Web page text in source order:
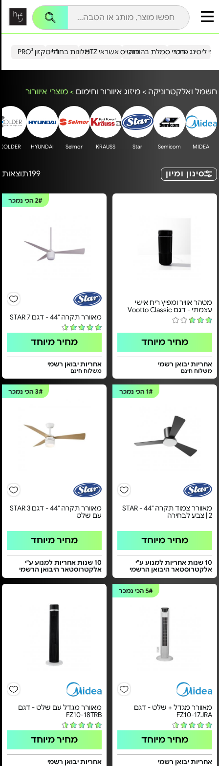
הייטקזון PRO²מלונות בחו"ל כרטיס אשראי HTZ ליסינג פרטירכבי סמלת בהנחה
חשמל ואלקטרוניקה > מיזוג איוורור וחימום > מוצרי איוורור
MIDEA
Semicom
Star
KRAUSS
Selmor
HYUNDAI
COLDER
סינון ומיון 199תוצאות
מטהר אוויר ומפיץ ריח אישי
עצמתי - דגם Vootto Classic
מחיר מיוחד
אחריות יבואן רשמי
משלוח חינם
2#הכי נמכר
מאוורר תקרה "44 - דגם STAR 7
מחיר מיוחד
אחריות יבואן רשמי
משלוח חינם
1#הכי נמכר
מאוורר צמוד תקרה "44 - STAR
2 | צבע לבחירה
מחיר מיוחד
10 שנות אחריות למנוע ע"י
אלקטרוסטאר היבואן הרשמי
3# הכי נמכר
מאוורר תקרה "44 - דגם STAR 3
עם שלט
מחיר מיוחד
10 שנות אחריות למנוע ע"י
אלקטרוסטאר היבואן הרשמי
5# הכי נמכר
מאוורר מגדל + שלט - דגם
FZ10-17JRA
מחיר מיוחד
אחריות יבואן רשמי
מאוורר מגדל עם שלט - דגם
FZ10-18TRB
מחיר מיוחד
אחריות יבואן רשמי